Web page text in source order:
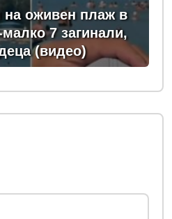
на оживен плаж в
7 загинали,
(видео)